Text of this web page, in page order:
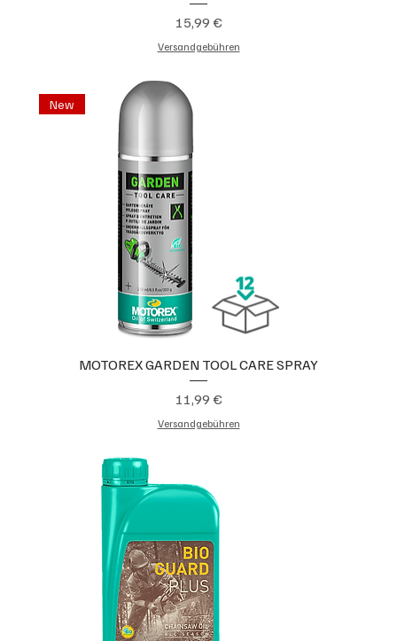
Preis
15,99 €
Versandgebühren
New
MOTOREX GARDEN TOOL CARE SPRAY
Preis
11,99 €
Versandgebühren